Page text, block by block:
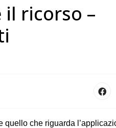
ricorso –
che riguarda